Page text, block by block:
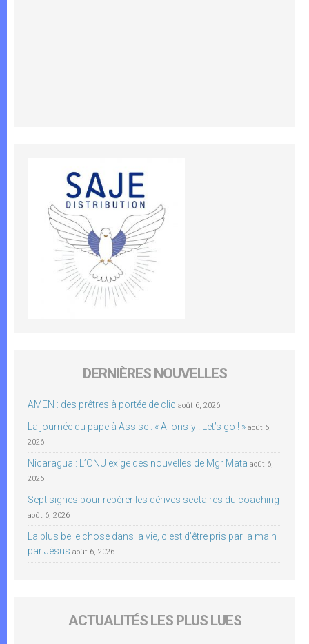
DERNIÈRES NOUVELLES
AMEN : des prêtres à portée de clic août 6, 2026
La journée du pape à Assise : « Allons-y ! Let’s go ! » août 6,
2026
Nicaragua : L’ONU exige des nouvelles de Mgr Mata août 6,
2026
Sept signes pour repérer les dérives sectaires du coaching
août 6, 2026
La plus belle chose dans la vie, c’est d’être pris par la main
par Jésus août 6, 2026
ACTUALITÉS LES PLUS LUES